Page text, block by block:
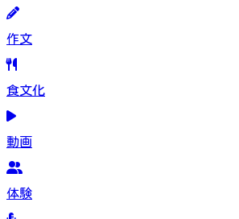
作文
食文化
動画
体験